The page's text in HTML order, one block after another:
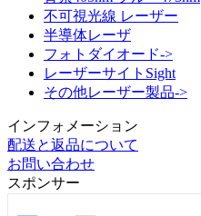
不可視光線 レーザー
半導体レーザ
フォトダイオード->
レーザーサイトSight
その他レーザー製品->
インフォメーション
配送と返品について
お問い合わせ
スポンサー